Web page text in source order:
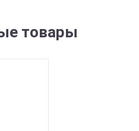
товары